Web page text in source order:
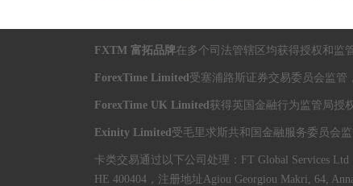
FXTM 富拓品牌在多个司法管辖区均获得授权和监管
ForexTime Limited 受塞浦路斯证券交易委员会监管
ForexTime UK Limited 获得英国金融行为监管局授
Exinity Limited 受毛里求斯共和国金融服务委员会监
卡类交易通过以下公司处理：FT Global Services
HE 400404，注册地址Agiou Georgiou Makri, 64,